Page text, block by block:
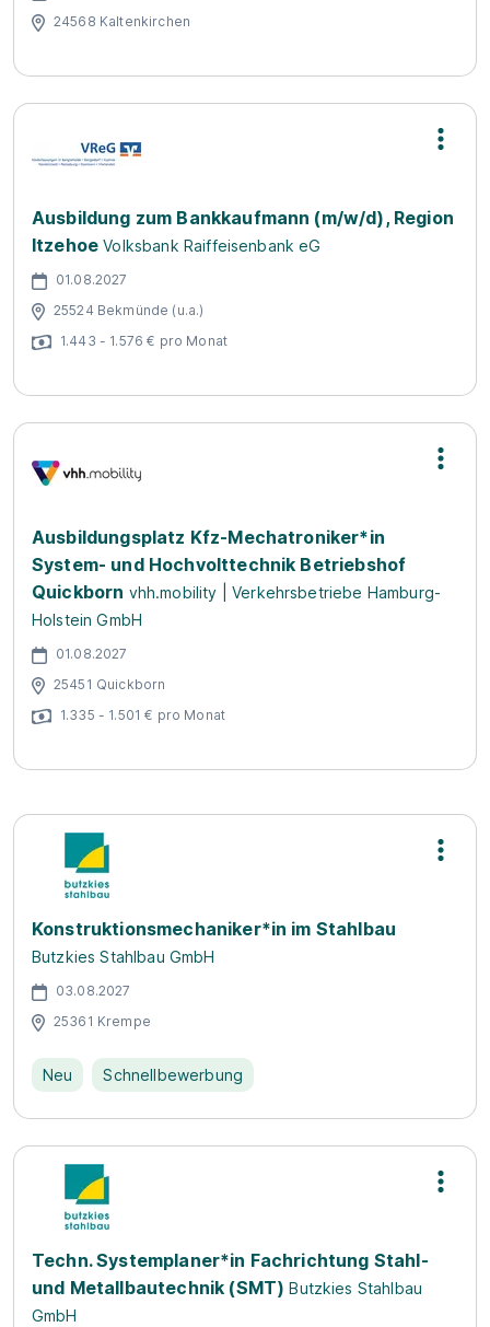
24568 Kaltenkirchen
Ausbildung zum Bankkaufmann (m/w/d), Region
Itzehoe Volksbank Raiffeisenbank eG
01.08.2027
25524 Bekmünde (u.a.)
1.443 - 1.576 € pro Monat
Ausbildungsplatz Kfz-Mechatroniker*in
System- und Hochvolttechnik Betriebshof
Quickborn vhh.mobility | Verkehrsbetriebe Hamburg-
Holstein GmbH
01.08.2027
25451 Quickborn
1.335 - 1.501 € pro Monat
Konstruktionsmechaniker*in im Stahlbau
Butzkies Stahlbau GmbH
03.08.2027
25361 Krempe
Neu Schnellbewerbung
Techn. Systemplaner*in Fachrichtung Stahl-
und Metallbautechnik (SMT) Butzkies Stahlbau
GmbH